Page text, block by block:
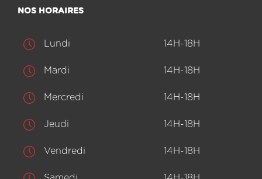
NOS HORAIRES
Lundi 14H-18H
Mardi 14H-18H
Mercredi 14H-18H
Jeudi 14H-18H
Vendredi 14H-18H